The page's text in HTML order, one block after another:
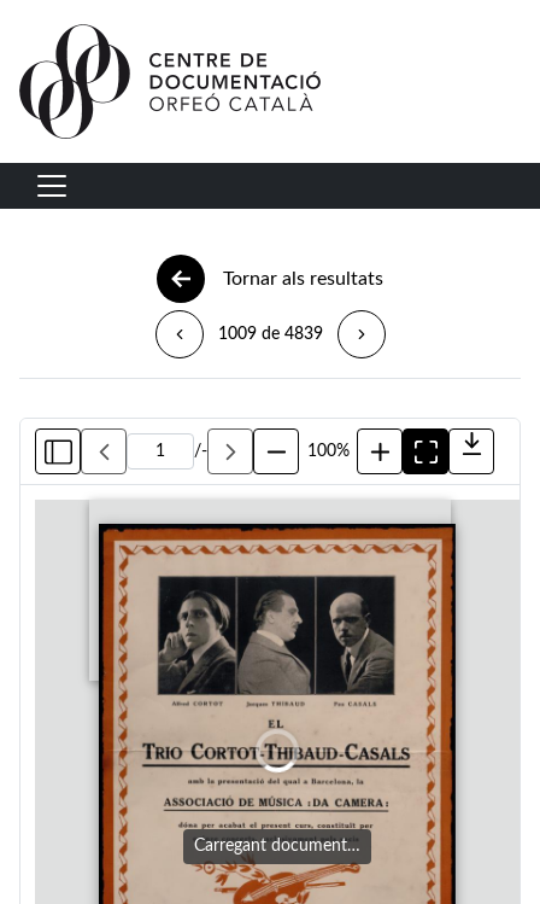
Vés al contingut
Navegació principal
Tornar als resultats
1009 de 4839
/- 100%
Carregant document…